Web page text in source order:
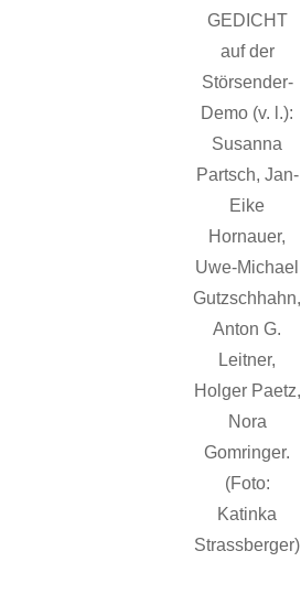
GEDICHT
auf der
Störsender-
Demo (v. l.):
Susanna
Partsch, Jan-
Eike
Hornauer,
Uwe-Michael
Gutzschhahn,
Anton G.
Leitner,
Holger Paetz,
Nora
Gomringer.
(Foto:
Katinka
Strassberger)